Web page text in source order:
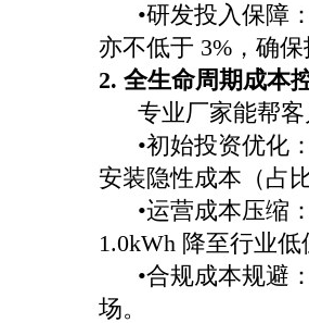
•研发投入保障
亦不低于 3%，确
2. 全生命周期成本
专业厂家能帮
•初始投资优化
安装隐性成本（占
•运营成本压缩
1.0kWh 降至行业低
•合规成本规避
场。